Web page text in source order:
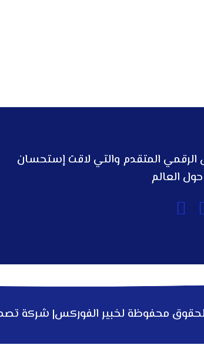
الرقمي المتقدم والتي لاقت إستحسان
العالم
محفوظة لخبير الفوركس| شركة